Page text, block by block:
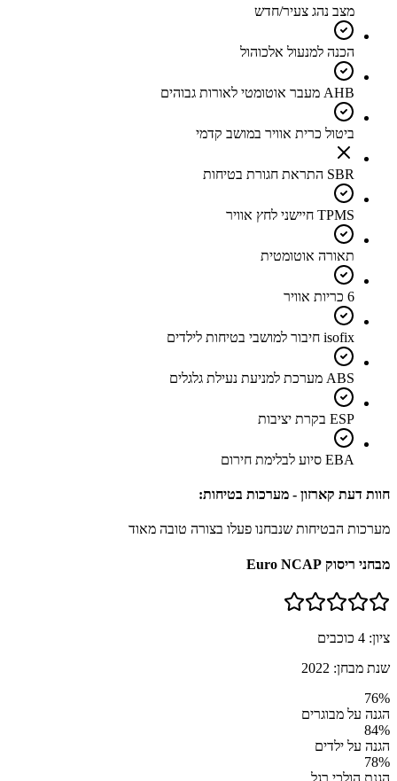
מצב נהג צעיר/חדש
הכנה למנעול אלכוהול
AHB מעבר אוטומטי לאורות גבוהים
ביטול כרית אוויר במושב קדמי
SBR התראת חגורת בטיחות
TPMS חיישני לחץ אוויר
תאורה אוטומטית
6 כריות אוויר
isofix חיבור למושבי בטיחות לילדים
ABS מערכת למניעת נעילת גלגלים
ESP בקרת יציבות
EBA סיוע לבלימת חירום
חוות דעת קארזון - מערכות בטיחות:
מערכות הבטיחות שנבחנו פעלו בצורה טובה מאוד
מבחני ריסוק Euro NCAP
ציון: 4 כוכבים
שנת מבחן: 2022
76%
הגנה על מבוגרים
84%
הגנה על ילדים
78%
הגנת הולכי רגל